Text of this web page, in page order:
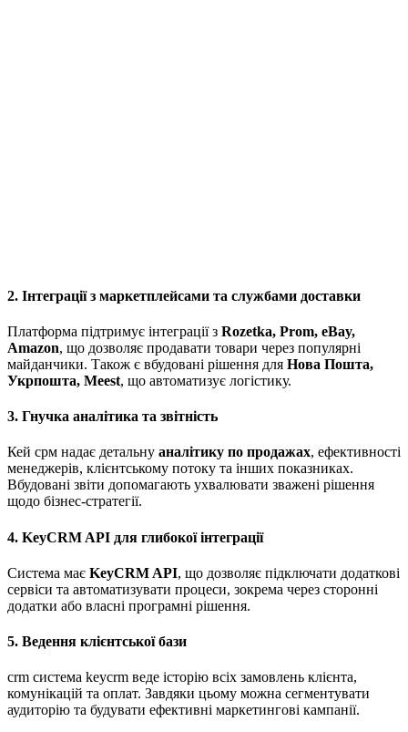
2. Інтеграції з маркетплейсами та службами доставки
Платформа підтримує інтеграції з Rozetka, Prom, eBay,
Amazon, що дозволяє продавати товари через популярні
майданчики. Також є вбудовані рішення для Нова Пошта,
Укрпошта, Meest, що автоматизує логістику.
3. Гнучка аналітика та звітність
Кей срм надає детальну аналітику по продажах, ефективності
менеджерів, клієнтському потоку та інших показниках.
Вбудовані звіти допомагають ухвалювати зважені рішення
щодо бізнес-стратегії.
4. KeyCRM API для глибокої інтеграції
Система має KeyCRM API, що дозволяє підключати додаткові
сервіси та автоматизувати процеси, зокрема через сторонні
додатки або власні програмні рішення.
5. Ведення клієнтської бази
crm система keycrm веде історію всіх замовлень клієнта,
комунікацій та оплат. Завдяки цьому можна сегментувати
аудиторію та будувати ефективні маркетингові кампанії.